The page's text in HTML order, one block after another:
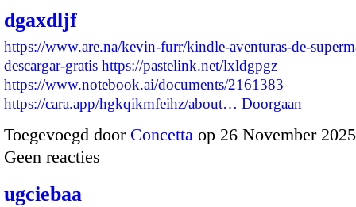
dgaxdljf
https://www.are.na/kevin-furr/kindle-aventuras-de-
descargar-gratis https://pastelink.net/lxldgpgz
https://www.notebook.ai/documents/2161383
https://cara.app/hgkqikmfeihz/about… Doorgaan
Toegevoegd door Concetta op 26 November
Geen reacties
ugciebaa